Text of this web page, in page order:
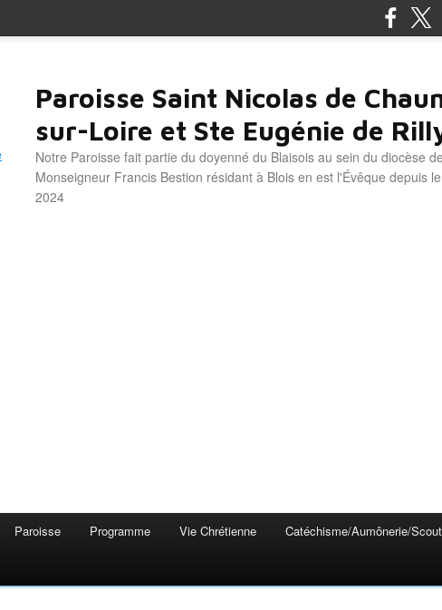
Paroisse Saint Nicolas de
sur-Loire et Ste Eugénie de
Notre Paroisse fait partie du doyenné du Blaisois au sein du diocèse
Monseigneur Francis Bestion résidant à Blois en est l'Évêque depuis
2024
Paroisse Programme Vie Chrétienne Catéchisme/Aumônerie/